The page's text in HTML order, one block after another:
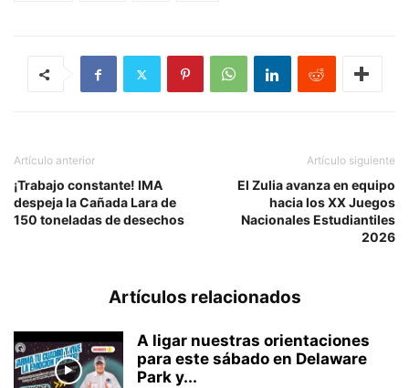
Artículo anterior
¡Trabajo constante! IMA
despeja la Cañada Lara de
150 toneladas de desechos
Artículo siguiente
El Zulia avanza en equipo
hacia los XX Juegos
Nacionales Estudiantiles
2026
Artículos relacionados
A ligar nuestras orientaciones
para este sábado en Delaware
Park y...